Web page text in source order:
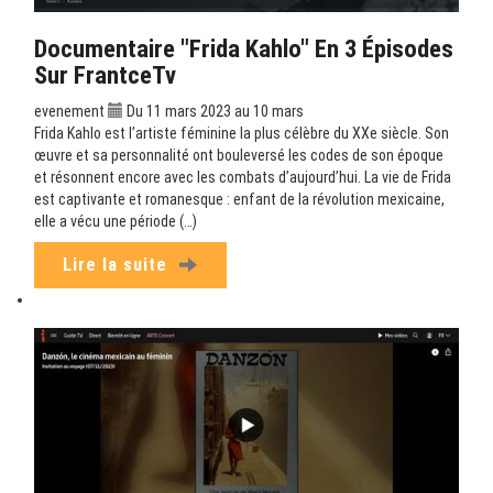
Documentaire "Frida Kahlo" En 3 Épisodes
Sur FrantceTv
evenement
Du 11 mars 2023 au 10 mars
Frida Kahlo est l’artiste féminine la plus célèbre du XXe siècle. Son
œuvre et sa personnalité ont bouleversé les codes de son époque
et résonnent encore avec les combats d’aujourd’hui. La vie de Frida
est captivante et romanesque : enfant de la révolution mexicaine,
elle a vécu une période (…)
Lire la suite